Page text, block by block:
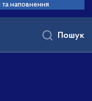
наповнення
Пошук